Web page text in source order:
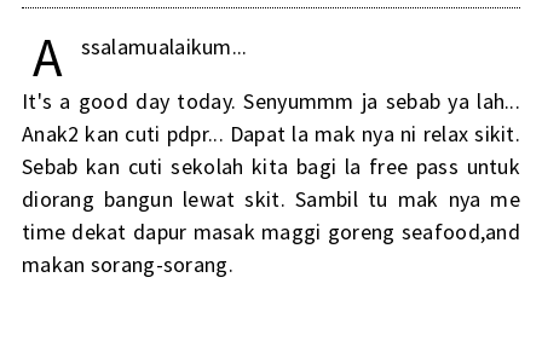
A
ssalamualaikum...
It's a good day today. Senyummm ja sebab ya lah...
Anak2 kan cuti pdpr... Dapat la mak nya ni relax sikit.
Sebab kan cuti sekolah kita bagi la free pass untuk
diorang bangun lewat skit. Sambil tu mak nya me
time dekat dapur masak maggi goreng seafood,and
makan sorang-sorang.